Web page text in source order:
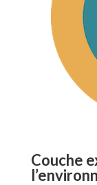
Couche